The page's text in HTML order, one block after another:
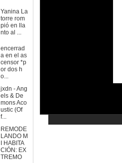
Yanina La
torre rom
pió en lla
nto al ...
encerrad
a en el as
censor *p
or dos h
o...
jxdn - Ang
els & De
mons Aco
ustic (Of
f...
REMODE
LANDO M
I HABITA
CIÓN: EX
TREMO